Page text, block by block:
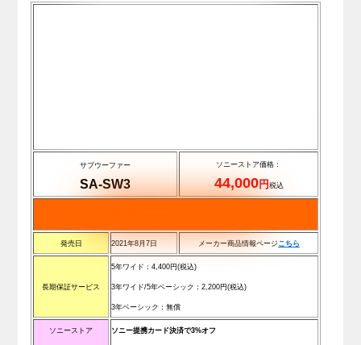
サブウーファー
SA-SW3
ソニーストア価格：
44,000円 税込
発売日 2021年8月7日 メーカー商品情報ページこちら
長期保証サービス
5年ワイド：4,400円(税込)
3年ワイド/5年ベーシック：2,200円(税込)
3年ベーシック：無償
ソニーストア ソニー提携カード決済で3%オフ